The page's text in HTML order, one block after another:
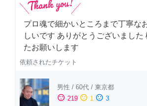
プロ魂で細かいところまで丁寧な
しいです ありがとうございました
たお願いします
依頼されたチケット
男性 / 60代 / 東京都
sentiment_satisfied 219 sentiment_neutral 1 sentiment_dissatisfied 3